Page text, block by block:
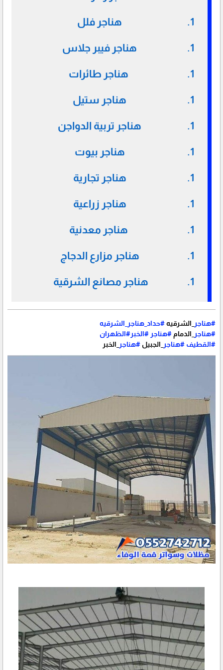
هناجر فلل
هناجر فيبر جلاس
هناجر طائرات
هناجر ستيل
هناجر تربية الدواجن
هناجر بيوت
هناجر تجارية
هناجر زراعية
هناجر معدنية
هناجر مزارع الدجاج
هناجر مصانع الشرقية
#هناجر _الشرقيه#حداد_هناجر_الشرقيه
#هناجر _الدمام #هناجر #الخبر#الظهران
#القطيف #هناجر _الجبيل #هناجر _الخبر